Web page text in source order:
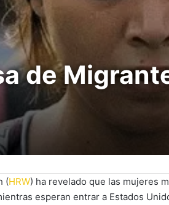
de
(HRW) ha revelado que las mujeres
esperan entrar a Estados